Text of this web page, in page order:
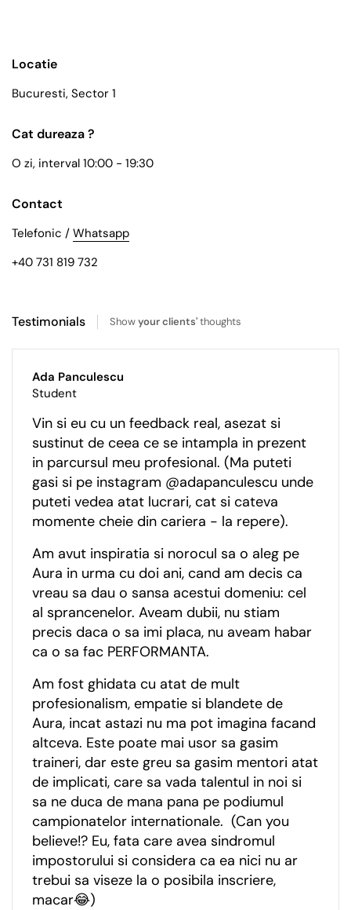
Locatie
Bucuresti, Sector 1
Cat dureaza ?
O zi, interval 10:00 - 19:30
Contact
Telefonic / Whatsapp
+40 731 819 732
Testimonials Showyour clients'thoughts
Ada Panculescu
Student
Vin si eu cu un feedback real, asezat si
sustinut de ceea ce se intampla in prezent
in parcursul meu profesional. (Ma puteti
gasi si pe instagram @adapanculescu unde
puteti vedea atat lucrari, cat si cateva
momente cheie din cariera - la repere).
Am avut inspiratia si norocul sa o aleg pe
Aura in urma cu doi ani, cand am decis ca
vreau sa dau o sansa acestui domeniu: cel
al sprancenelor. Aveam dubii, nu stiam
precis daca o sa imi placa, nu aveam habar
ca o sa fac PERFORMANTA.
Am fost ghidata cu atat de mult
profesionalism, empatie si blandete de
Aura, incat astazi nu ma pot imagina facand
altceva. Este poate mai usor sa gasim
traineri, dar este greu sa gasim mentori atat
de implicati, care sa vada talentul in noi si
sa ne duca de mana pana pe podiumul
campionatelor internationale. (Can you
believe!? Eu, fata care avea sindromul
impostorului si considera ca ea nici nu ar
trebui sa viseze la o posibila inscriere,
macar😂)